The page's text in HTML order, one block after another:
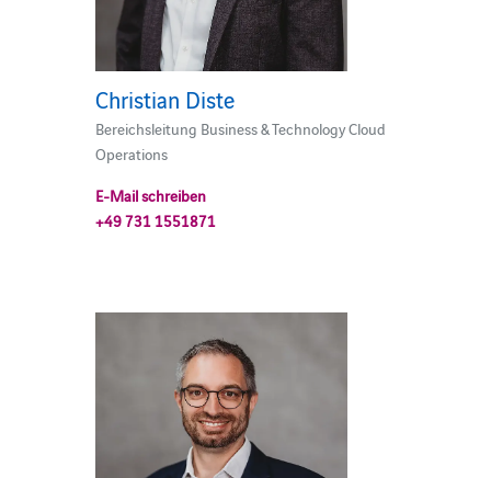
Christian Diste
Bereichsleitung Business & Technology Cloud
Operations
E-Mail schreiben
+49 731 1551871